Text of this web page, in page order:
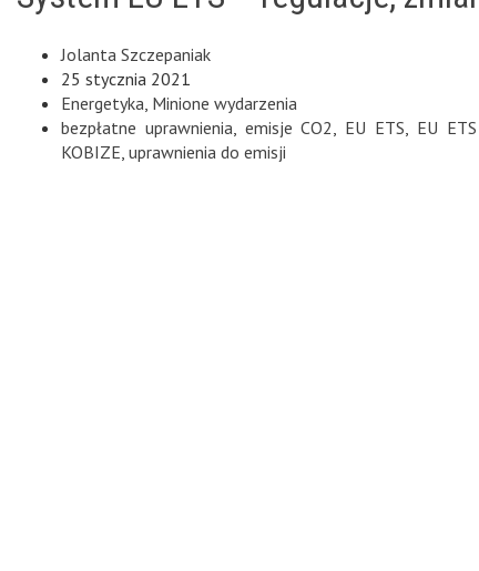
Jolanta Szczepaniak
25 stycznia 2021
Energetyka Minione wydarzenia
bezpłatne uprawnienia emisje CO2 EU ETS EU
KOBIZE uprawnienia do emisji